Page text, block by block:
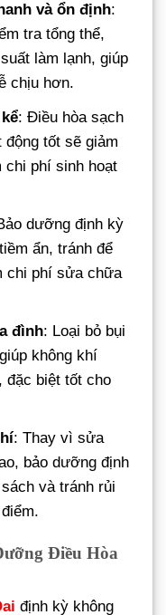
và ổn định:
tra tổng thể,
làm lạnh, giúp
chịu hơn.
: Điều hòa sạch
tốt sẽ giảm
chi phí sinh hoạt
dưỡng định kỳ
ẩn, tránh để
chi phí sửa chữa
đình: Loại bỏ bụi
không khí
đặc biệt tốt cho
: Thay vì sửa
bảo dưỡng định
và tránh rủi
Điều Hòa
định kỳ không